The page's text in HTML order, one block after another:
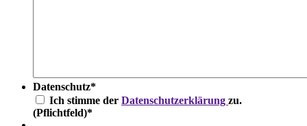
Datenschutz*
Ich stimme der Datenschutzerklärung zu.
(Pflichtfeld)*